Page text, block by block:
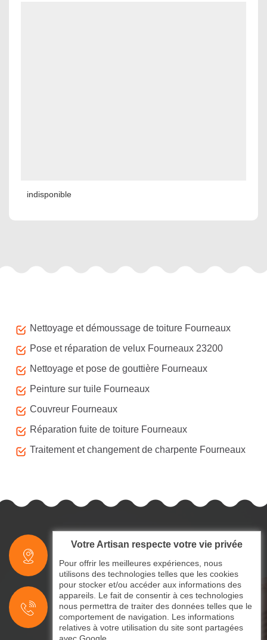
indisponible
Nettoyage et démoussage de toiture Fourneaux
Pose et réparation de velux Fourneaux 23200
Nettoyage et pose de gouttière Fourneaux
Peinture sur tuile Fourneaux
Couvreur Fourneaux
Réparation fuite de toiture Fourneaux
Traitement et changement de charpente Fourneaux
indisponible
indisponible
Votre Artisan respecte votre vie privée
Pour offrir les meilleures expériences, nous
utilisons des technologies telles que les cookies
pour stocker et/ou accéder aux informations des
appareils. Le fait de consentir à ces technologies
nous permettra de traiter des données telles que le
comportement de navigation. Les informations
relatives à votre utilisation du site sont partagées